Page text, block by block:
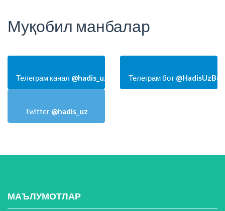
Муқобил манбалар
Телеграм канал @hadis_uz Телеграм бот @HadisUzBot
Twitter @hadis_uz
МАЪЛУМОТЛАР